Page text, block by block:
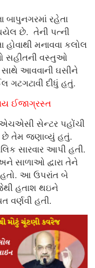
બાપુનગરમાં રહેતા
છે. તેની પત્ની
મનાવવા કલોલ
સહીતની વસ્તુઓ
આવવાની ઘસીને
ગટગટાવી દીધું હતું.
ઈજાગ્રસ્ત
સેન્ટર પહોંચી
છે તેમ જણાવ્યું હતું.
સારવાર આપી હતી.
સાળાઓ દ્વારા તેને
આ ઉપરાંત બે
હતાશ થઇને
વર્ણવી હતી.